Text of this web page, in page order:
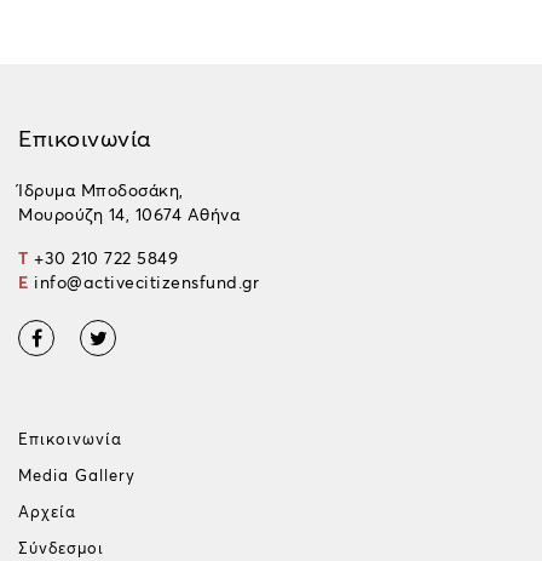
Επικοινωνία
Ίδρυμα Μποδοσάκη,
Μουρούζη 14, 10674 Αθήνα
T +30 210 722 5849
E info@activecitizensfund.gr
Επικοινωνία
Media Gallery
Αρχεία
Σύνδεσμοι